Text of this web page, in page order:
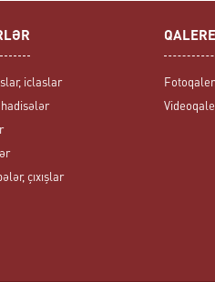
iclaslar
çıxışlar